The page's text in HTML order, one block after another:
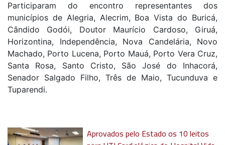
Participaram do encontro representantes dos
municípios de Alegria, Alecrim, Boa Vista do Buricá,
Cândido Godói, Doutor Maurício Cardoso, Giruá,
Horizontina, Independência, Nova Candelária, Novo
Machado, Porto Lucena, Porto Mauá, Porto Vera Cruz,
Santa Rosa, Santo Cristo, São José do Inhacorá,
Senador Salgado Filho, Três de Maio, Tucunduva e
Tuparendi.
Aprovados pelo Estado os 10 leitos